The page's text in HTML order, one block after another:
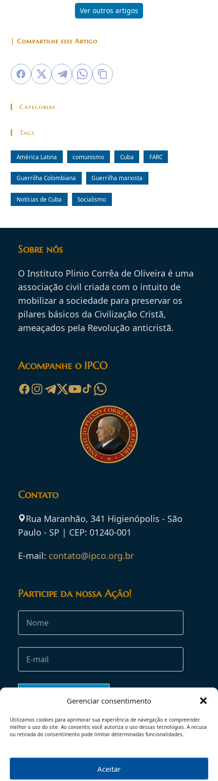
Gerenciar consentimento
Utilizamos cookies para aprimorar sua experiência de navegação e compreender
melhor o uso do site. Ao consentir, você autoriza o uso dessas tecnologias. A recusa
ou retirada do consentimento pode limitar determinadas funcionalidades.
Aceitar
Ver outros artigos
| Compartilhe esse Artigo
Categorias
Tags
América Latina comunismo Cuba FARC
Guerrilha Colombiana Guerrilha marxista
Notícias de Cuba Socialismo
Sobre nós
O Instituto Plinio Corrêa de Oliveira é uma
associação civil criada com o intuito de
mobilizar a sociedade para preservar os
pilares básicos da Civilização Cristã,
ameaçados pela Revolução anticristã.
Acompanhe o IPCO
Contato
Rua Maranhão, 341 Higienópolis - São
Paulo - SP | CEP: 01240-001
E-mail: contato@ipco.org.br
Participe da nossa Ação!
POLÍTICA DE PRIVACIDADE